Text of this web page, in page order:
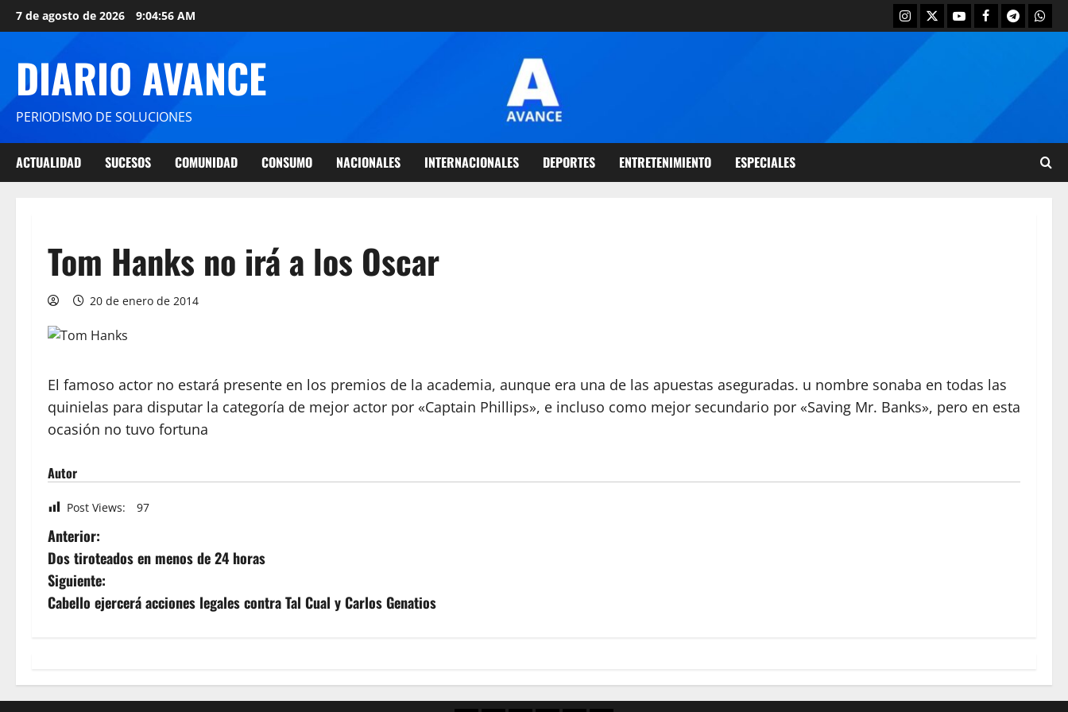
7 de agosto de 2026 9:04:56 AM
DIARIO AVANCE
PERIODISMO DE SOLUCIONES
ACTUALIDAD SUCESOS COMUNIDAD CONSUMO NACIONALES INTERNACIONALES DEPORTES ENTRETENIMIENTO ESPECIALES
Tom Hanks no irá a los Oscar
20 de enero de 2014
El famoso actor no estará presente en los premios de la academia, aunque era una de las apuestas aseguradas. u nombre sonaba en todas las
quinielas para disputar la categoría de mejor actor por «Captain Phillips», e incluso como mejor secundario por «Saving Mr. Banks», pero en esta
ocasión no tuvo fortuna
Autor
Post Views: 97
Anterior:
Dos tiroteados en menos de 24 horas
Siguiente:
Cabello ejercerá acciones legales contra Tal Cual y Carlos Genatios